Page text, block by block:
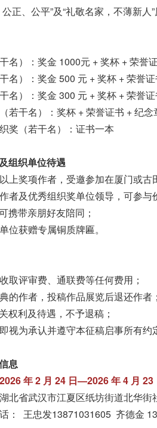
正、公平”及“礼敬名家，不薄新人
名）：奖金 1000元 + 奖杯 + 荣誉
名）：奖金 500 元 + 奖杯 + 荣誉
名）：奖金 300 元 + 奖杯 + 荣誉
若干名）：奖杯 + 荣誉证书 + 纪念
奖（若干名）：证书一本
组织单位待遇
上奖项作者，受邀参加在厦门或
者及优秀组织奖单位领导，可参与
携带亲朋好友陪同；
位获赠专属铜质牌匾。
取评审费、通联费等任何费用；
的作者，投稿作品展览后退还作
权利及待遇，不予退稿；
视为承认并遵守本征稿启事所有约
息
2026 年 2 月 24 日—2026 年 4 月 23
北省武汉市江夏区纸坊街道北华街
： 王忠发13871031605 齐德金